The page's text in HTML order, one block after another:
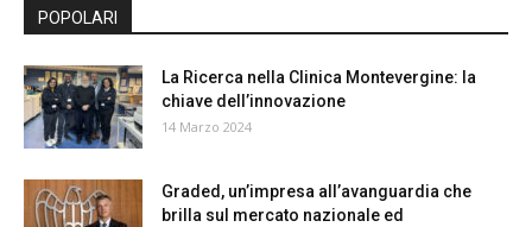
POPOLARI
La Ricerca nella Clinica Montevergine: la
chiave dell’innovazione
14 Marzo 2024
Graded, un’impresa all’avanguardia che
brilla sul mercato nazionale ed